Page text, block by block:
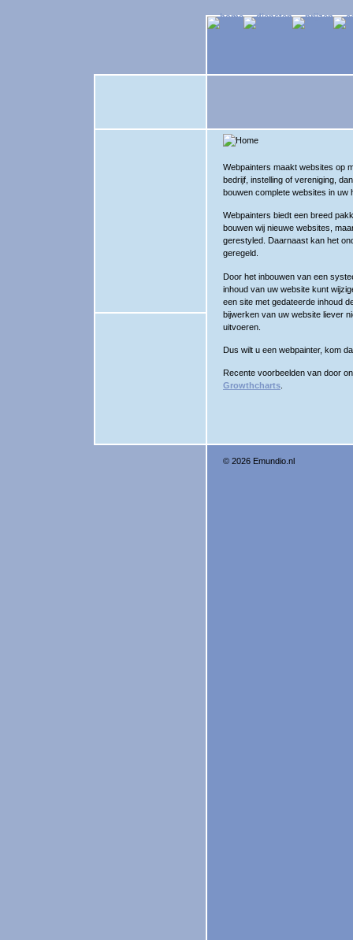
Webpainters maakt websites op
bedrijf, instelling of vereniging,
bouwen complete websites in uw
Webpainters biedt een breed
bouwen wij nieuwe websites,
gerestyled. Daarnaast kan het
geregeld.
Door het inbouwen van een
inhoud van uw website kunt
een site met gedateerde inhoud
bijwerken van uw website liever
uitvoeren.
Dus wilt u een webpainter, kom
Recente voorbeelden van door
Growthcharts
© 2026 Emundio.nl